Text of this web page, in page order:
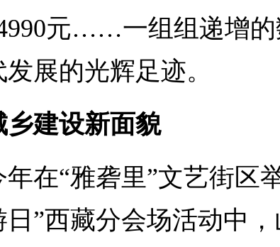
元……一组组递增的
展的光辉足迹。
建设新面貌
“雅砻里”文艺街区举
日”西藏分会场活动中